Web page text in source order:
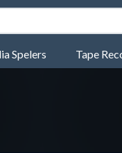
Spelers Tape